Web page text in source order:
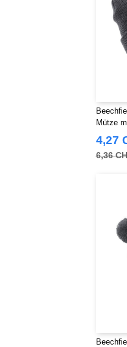
Mütze
4,27
6,36